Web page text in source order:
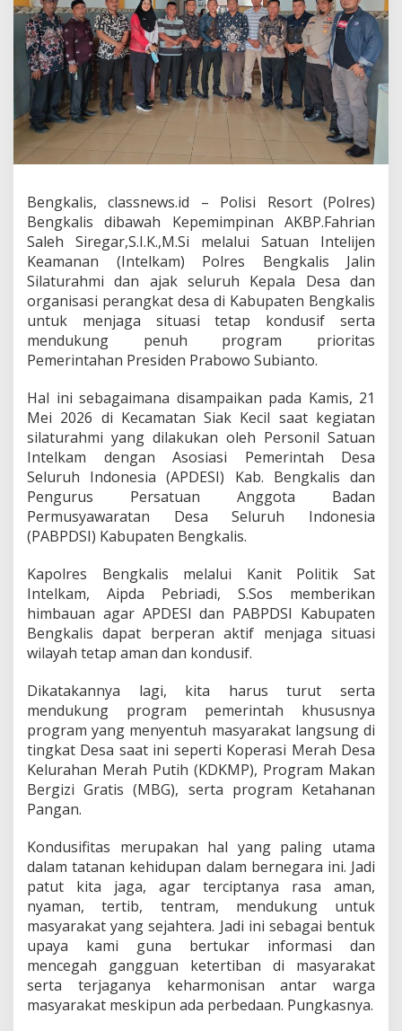
n
S
i
a
t
h
i
d
a
n
A
a
k
A
P
D
S
I
s
e
r
t
a
P
A
B
D
S
I
J
a
g
t
u
a
s
t
i
b
m
a
s
n
D
u
Bengkalis, classnews.id – Polisi Resort (Polres)
Bengkalis dibawah Kepemimpinan AKBP.Fahrian
Saleh Siregar,S.I.K.,M.Si melalui Satuan Intelijen
Keamanan (Intelkam) Polres Bengkalis Jalin
Silaturahmi dan ajak seluruh Kepala Desa dan
organisasi perangkat desa di Kabupaten Bengkalis
untuk menjaga situasi tetap kondusif serta
mendukung penuh program prioritas
Pemerintahan Presiden Prabowo Subianto.
Hal ini sebagaimana disampaikan pada Kamis, 21
Mei 2026 di Kecamatan Siak Kecil saat kegiatan
silaturahmi yang dilakukan oleh Personil Satuan
Intelkam dengan Asosiasi Pemerintah Desa
Seluruh Indonesia (APDESI) Kab. Bengkalis dan
Pengurus Persatuan Anggota Badan
Permusyawaratan Desa Seluruh Indonesia
(PABPDSI) Kabupaten Bengkalis.
Kapolres Bengkalis melalui Kanit Politik Sat
Intelkam, Aipda Pebriadi, S.Sos memberikan
himbauan agar APDESI dan PABPDSI Kabupaten
Bengkalis dapat berperan aktif menjaga situasi
wilayah tetap aman dan kondusif.
Dikatakannya lagi, kita harus turut serta
mendukung program pemerintah khususnya
program yang menyentuh masyarakat langsung di
tingkat Desa saat ini seperti Koperasi Merah Desa
Kelurahan Merah Putih (KDKMP), Program Makan
Bergizi Gratis (MBG), serta program Ketahanan
Pangan.
Kondusifitas merupakan hal yang paling utama
dalam tatanan kehidupan dalam bernegara ini. Jadi
patut kita jaga, agar terciptanya rasa aman,
nyaman, tertib, tentram, mendukung untuk
masyarakat yang sejahtera. Jadi ini sebagai bentuk
upaya kami guna bertukar informasi dan
mencegah gangguan ketertiban di masyarakat
serta terjaganya keharmonisan antar warga
masyarakat meskipun ada perbedaan. Pungkasnya.